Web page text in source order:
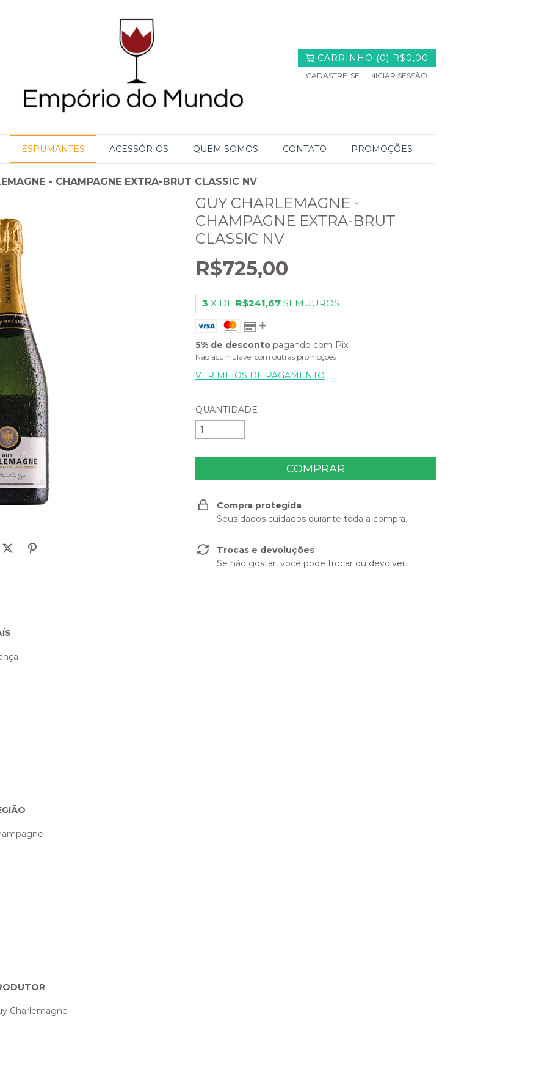
CARRINHO (0) R$0,00
CADASTRE-SE INICIAR SESSÃO
ESPUMANTES ACESSÓRIOS QUEM SOMOS CONTATO PROMOÇÕES
- CHAMPAGNE EXTRA-BRUT CLASSIC NV
Charlemagne
GUY CHARLEMAGNE -
CHAMPAGNE EXTRA-BRUT
CLASSIC NV
R$725,00
3 X DE R$241,67 SEM JUROS
5% de desconto pagando com Pix
Não acumulável com outras promoções
VER MEIOS DE PAGAMENTO
QUANTIDADE
Compra protegida
Seus dados cuidados durante toda a compra.
Trocas e devoluções
Se não gostar, você pode trocar ou devolver.